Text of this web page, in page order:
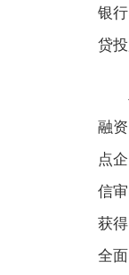
银
贷投
融
点
信
获
全